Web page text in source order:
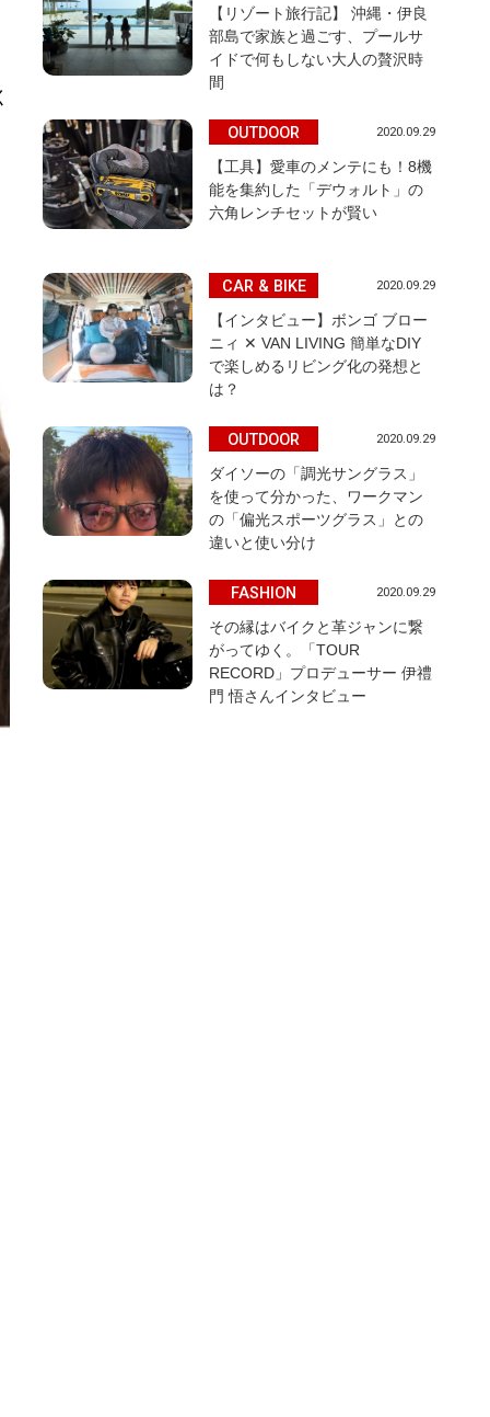
【リゾート旅行記】 沖縄・伊良
部島で家族と過ごす、プールサ
イドで何もしない大人の贅沢時
間
OUTDOOR 2020.09.29
【工具】愛車のメンテにも！8機
能を集約した「デウォルト」の
六角レンチセットが賢い
CAR & BIKE 2020.09.29
【インタビュー】ボンゴ ブロー
ニィ ✕ VAN LIVING 簡単なDIY
で楽しめるリビング化の発想と
は？
OUTDOOR 2020.09.29
ダイソーの「調光サングラス」
を使って分かった、ワークマン
の「偏光スポーツグラス」との
違いと使い分け
FASHION 2020.09.29
その縁はバイクと革ジャンに繋
がってゆく。「TOUR
RECORD」プロデューサー 伊禮
門 悟さんインタビュー